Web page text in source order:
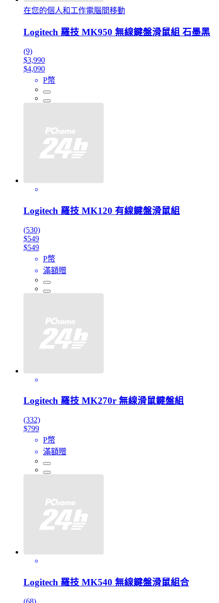
在您的個人和工作電腦間移動
Logitech 羅技 MK950 無線鍵盤滑鼠組 石墨黑
(9)
$3,990
$4,090
P幣
Logitech 羅技 MK120 有線鍵盤滑鼠組
(530)
$549
$549
P幣
滿額贈
Logitech 羅技 MK270r 無線滑鼠鍵盤組
(332)
$799
P幣
滿額贈
Logitech 羅技 MK540 無線鍵盤滑鼠組合
(68)